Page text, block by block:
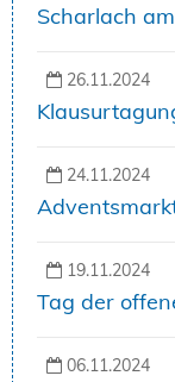
Scharlach
26.11.2024
24.11.2024
19.11.2024
Tag der
06.11.2024